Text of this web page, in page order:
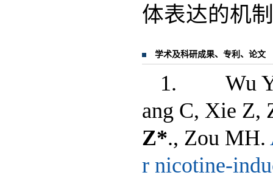
体表达的机
学术及科研成果、专利、论文
1. Wu Y,
ang C, Xie Z,
Z*., Zou MH.
r nicotine-